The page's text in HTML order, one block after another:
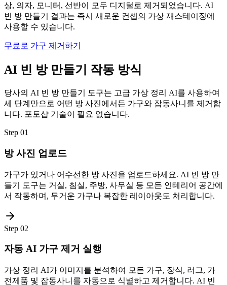
상, 의자, 모니터, 선반이 모두 디지털로 제거되었습니다. AI
빈 방 만들기 결과는 즉시 새로운 컨셉의 가상 재스테이징에
사용할 수 있습니다.
무료로 가구 제거하기
AI 빈 방 만들기 작동 방식
당사의 AI 빈 방 만들기 도구는 고급 가상 정리 AI를 사용하여
세 단계만으로 어떤 방 사진에서든 가구와 잡동사니를 제거합
니다. 포토샵 기술이 필요 없습니다.
Step 01
방 사진 업로드
가구가 있거나 어수선한 방 사진을 업로드하세요. AI 빈 방 만
들기 도구는 거실, 침실, 주방, 사무실 등 모든 인테리어 공간에
서 작동하며, 무거운 가구나 복잡한 레이아웃도 처리합니다.
Step 02
자동 AI 가구 제거 실행
가상 정리 AI가 이미지를 분석하여 모든 가구, 장식, 러그, 가
전제품 및 잡동사니를 자동으로 식별하고 제거합니다. AI 빈